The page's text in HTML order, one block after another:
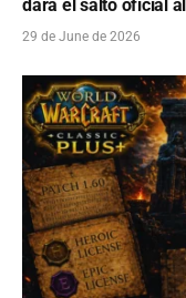
dará el salto oficial
29 de June de 2026